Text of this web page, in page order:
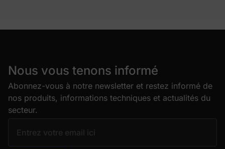
Nous vous tenons informé
Abonnez-vous à notre newsletter et restez informé de
nos produits, informations techniques et actualités du
secteur.